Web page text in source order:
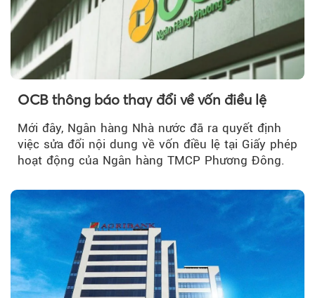
OCB thông báo thay đổi về vốn điều lệ
Mới đây, Ngân hàng Nhà nước đã ra quyết định
việc sửa đổi nội dung về vốn điều lệ tại Giấy phép
hoạt động của Ngân hàng TMCP Phương Đông.